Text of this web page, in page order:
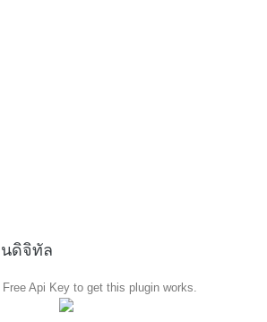
นดิจิทัล
Api Key to get this plugin works.